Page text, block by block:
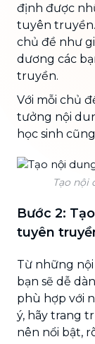
định được
tuyên
chủ đề như
dương các
truyền.
Với mỗi chủ
tưởng nội
học sinh
Tạo nội
Bước 2:
tuyên
Từ những
bạn sẽ dễ
phù hợp với
ý, hãy trang
nên nổi bật,